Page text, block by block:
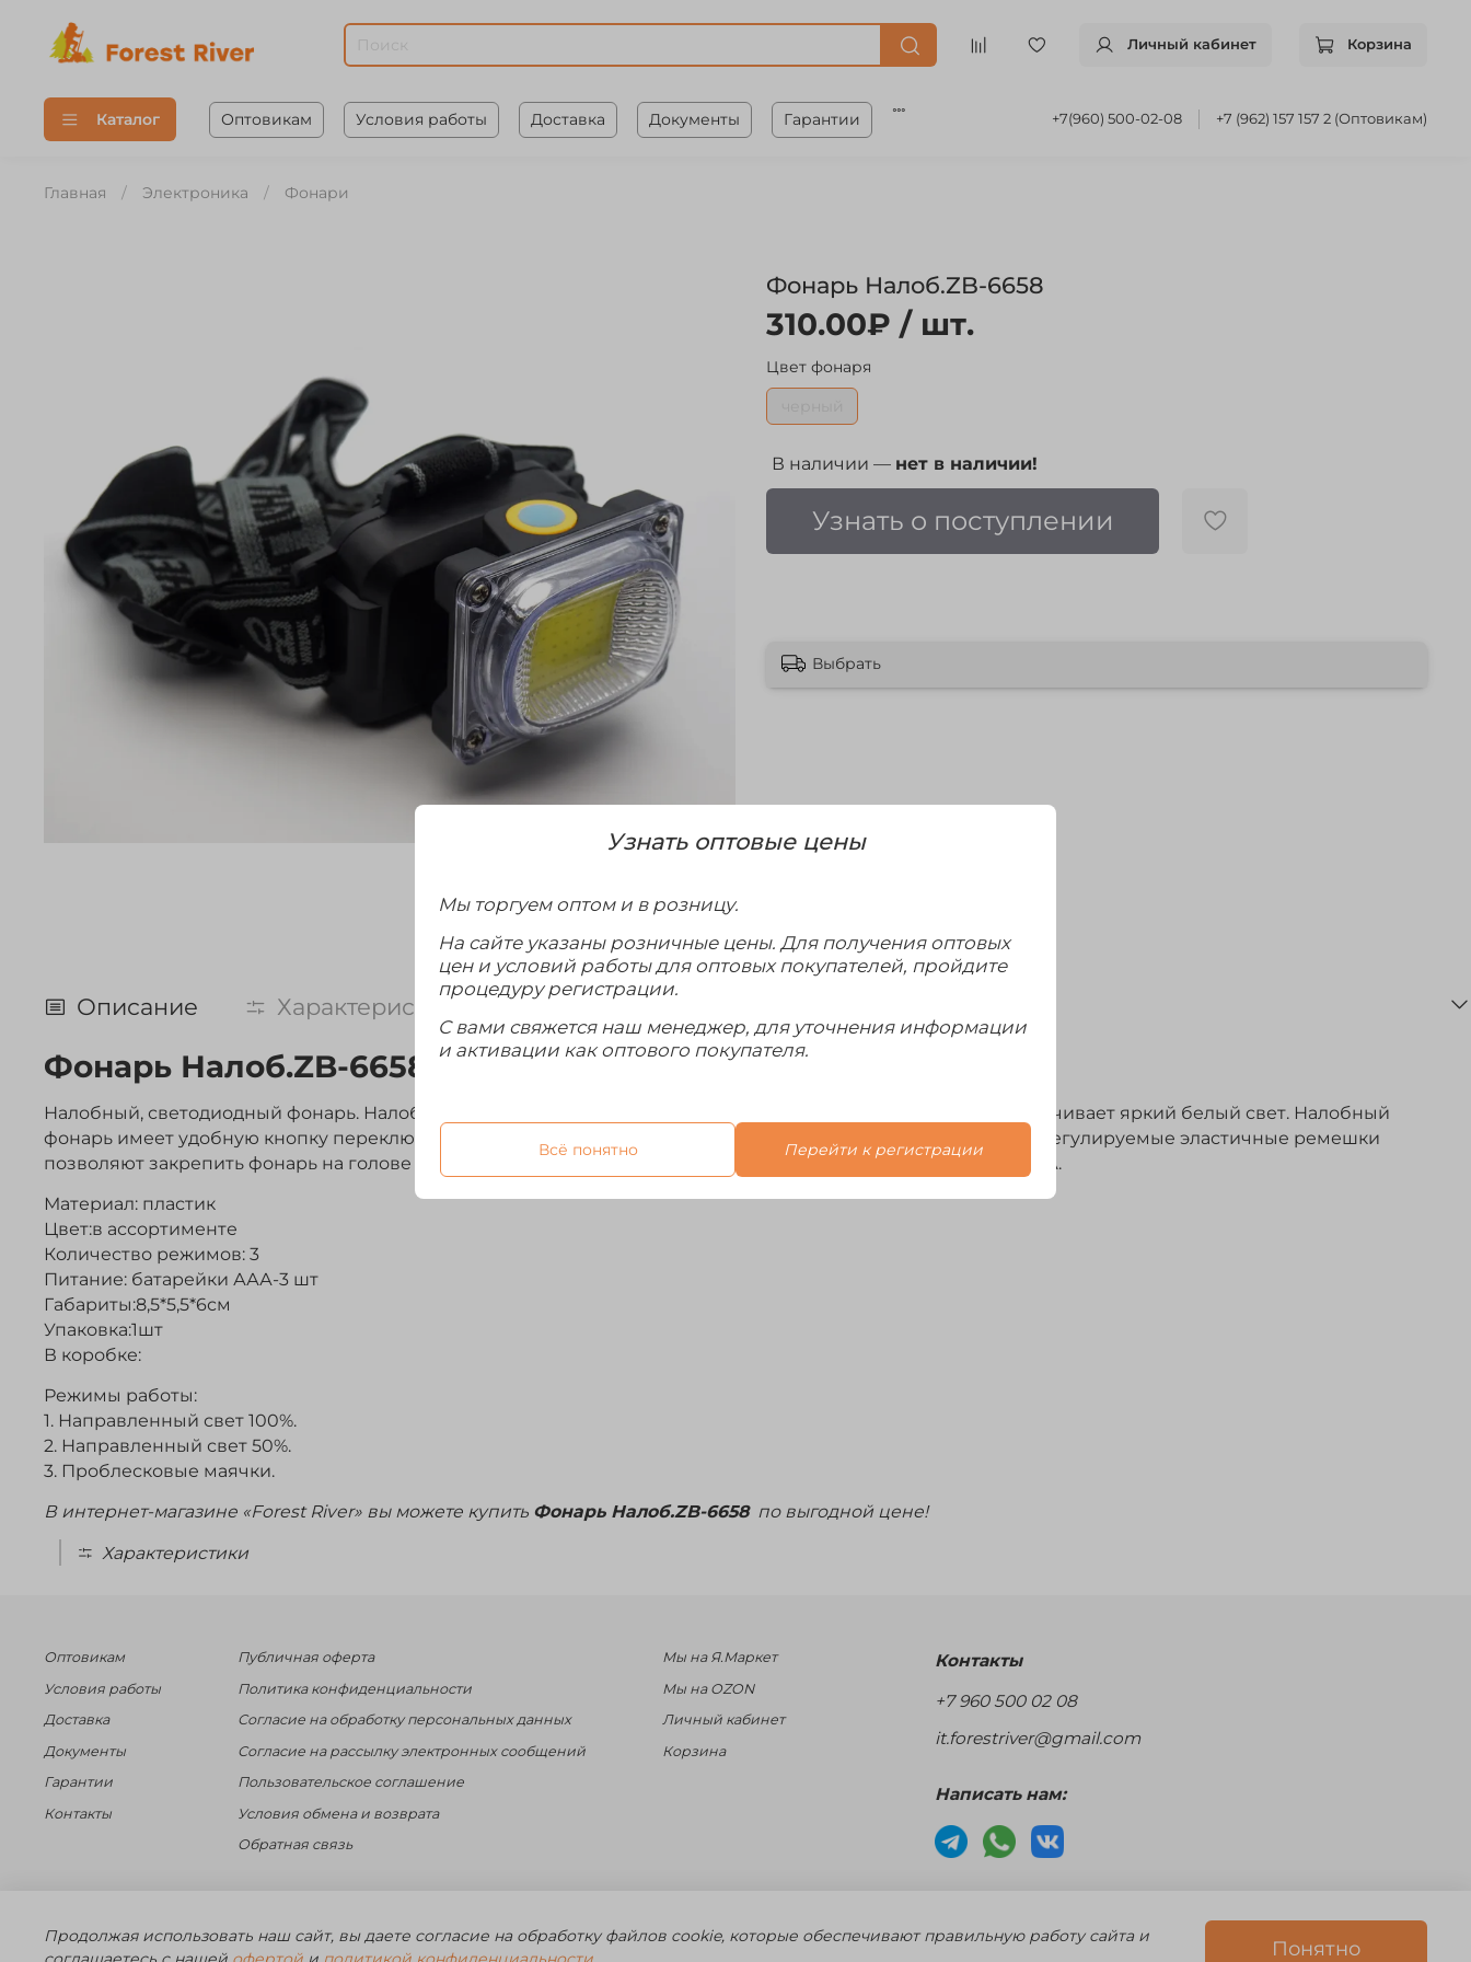
Личный кабинет Корзина
Каталог Оптовикам Условия работы Доставка Документы Гарантии +7(960) 500-02-08 +7 (962) 157 157 2 (Оптовикам)
Главная Электроника Фонари
Фонарь Налоб.ZB-6658
310.00₽ / шт.
В наличии — нет в наличии!
Узнать о поступлении
Цвет фонаря
Выбрать
Описание Характеристики Отзывы
Фонарь Налоб.ZB-6658
Налобный, светодиодный фонарь. Налобный фонарик оборудован мощными светодиодами, которые обеспечивает яркий белый свет. Налобный
фонарь имеет удобную кнопку переключения режимов, регулируемый угол наклона фонаря к креплению. Регулируемые эластичные ремешки
позволяют закрепить фонарь на голове максимально комфортно. Питание фонаря состоит из 3 батареек ААА.
Материал: пластик
Цвет:в ассортименте
Количество режимов: 3
Питание: батарейки ААА-3 шт
Габариты:8,5*5,5*6см
Упаковка:1шт
В коробке:
Режимы работы:
1. Направленный свет 100%.
2. Направленный свет 50%.
3. Проблесковые маячки.
В интернет-магазине «Forest River» вы можете купить Фонарь Налоб.ZB-6658 по выгодной цене!
Характеристики
Оптовикам
Условия работы
Доставка
Документы
Гарантии
Контакты
Публичная оферта
Политика конфиденциальности
Согласие на обработку персональных данных
Согласие на рассылку электронных сообщений
Пользовательское соглашение
Условия обмена и возврата
Обратная связь
Мы на Я.Маркет
Мы на OZON
Личный кабинет
Корзина
Контакты
+7 960 500 02 08
it.forestriver@gmail.com
Написать нам:
©️ 2014 - 2024 Forest River. Рыболовный интернет-магазин. Товары для рыбалки, охоты и активного отдыха. Св. о рег. тов. зн. № 756494
ЗА
Продолжая использовать наш сайт, вы даете согласие на обработку файлов cookie, которые обеспечивают правильную работу сайта и
Понятно
Узнать оптовые цены
Мы торгуем оптом и в розницу.
На сайте указаны розничные цены. Для получения оптовых
цен и условий работы для оптовых покупателей, пройдите
процедуру регистрации.
С вами свяжется наш менеджер, для уточнения информации
и активации как оптового покупателя.
Всё понятно Перейти к регистрации